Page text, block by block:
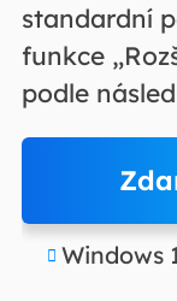
standardní
funkce
podle
 Windows